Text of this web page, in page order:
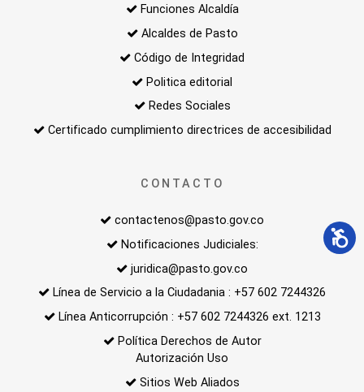
Funciones Alcaldía
Alcaldes de Pasto
Código de Integridad
Politica editorial
Redes Sociales
Certificado cumplimiento directrices de accesibilidad
CONTACTO
contactenos@pasto.gov.co
Notificaciones Judiciales:
juridica@pasto.gov.co
Línea de Servicio a la Ciudadania : +57 602 7244326
Línea Anticorrupción : +57 602 7244326 ext. 1213
Política Derechos de Autor
Autorización Uso
Sitios Web Aliados